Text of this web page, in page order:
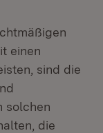
einen
sind die
solchen
die